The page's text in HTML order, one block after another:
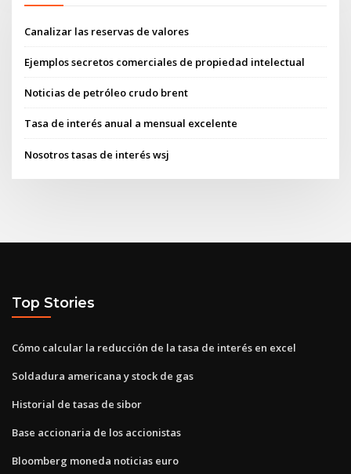
Canalizar las reservas de valores
Ejemplos secretos comerciales de propiedad intelectual
Noticias de petróleo crudo brent
Tasa de interés anual a mensual excelente
Nosotros tasas de interés wsj
Top Stories
Cómo calcular la reducción de la tasa de interés en excel
Soldadura americana y stock de gas
Historial de tasas de sibor
Base accionaria de los accionistas
Bloomberg moneda noticias euro